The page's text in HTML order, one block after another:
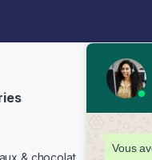
& chocolat
350DH
Vous